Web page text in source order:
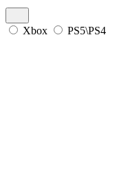
Xbox PS5\PS4